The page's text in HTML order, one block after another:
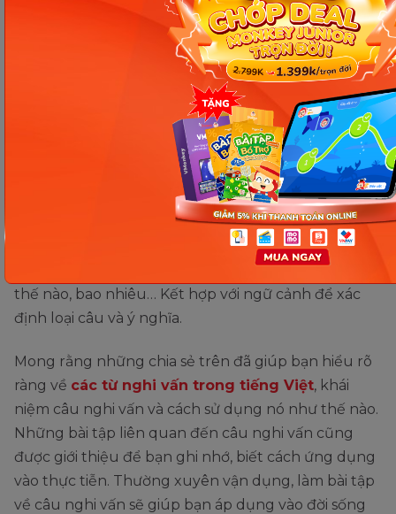
Câu nghi vấn bộc lộ cảm xúc
Dùng khi muốn diễn tả vui, buồn, giận, hờn, tiếc
nuối…, thường gặp trong văn học, thơ ca, truyện
ngắn. Ví dụ: “Người buồn cảnh có vui đâu bao giờ?”
Có mẹo gì để nhận biết các từ
Thường là các từ như: ai, gì, đâu, khi nào, vì sao, như
thế nào, bao nhiêu… Kết hợp với ngữ cảnh để xác
định loại câu và ý nghĩa.
Mong rằng những chia sẻ trên đã giúp bạn hiểu rõ
ràng về các từ nghi vấn trong tiếng Việt, khái
niệm câu nghi vấn và cách sử dụng nó như thế nào.
Những bài tập liên quan đến câu nghi vấn cũng
được giới thiệu để bạn ghi nhớ, biết cách ứng dụng
vào thực tiễn. Thường xuyên vận dụng, làm bài tập
về câu nghi vấn sẽ giúp bạn áp dụng vào đời sống